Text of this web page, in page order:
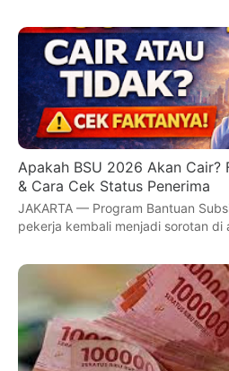
Apakah BSU 2026 Akan Cair?
& Cara Cek Status Penerima
JAKARTA — Program Bantuan
pekerja kembali menjadi sorotan di